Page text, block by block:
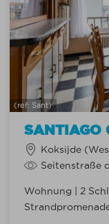
SANTIAGO
(ref: Sant)
Koksijde
Seitenstraße
Wohnung | 2